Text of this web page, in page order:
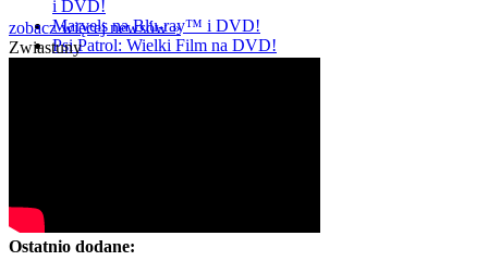
i DVD!
Marvels na Blu-ray™ i DVD!
Psi Patrol: Wielki Film na DVD!
zobacz więcej newsów »
Zwiastuny
Ostatnio dodane: